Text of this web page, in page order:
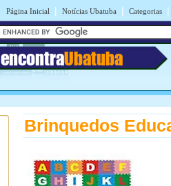
Página Inicial | Notícias Ubatuba | Categorias |
encontraUbatuba
Brinquedos